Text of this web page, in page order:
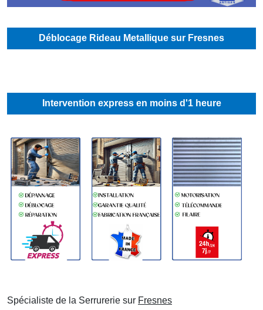
Déblocage Rideau Metallique sur Fresnes
Intervention express en moins d'1 heure
Spécialiste de la Serrurerie sur Fresnes